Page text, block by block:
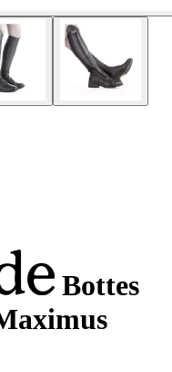
Bottes